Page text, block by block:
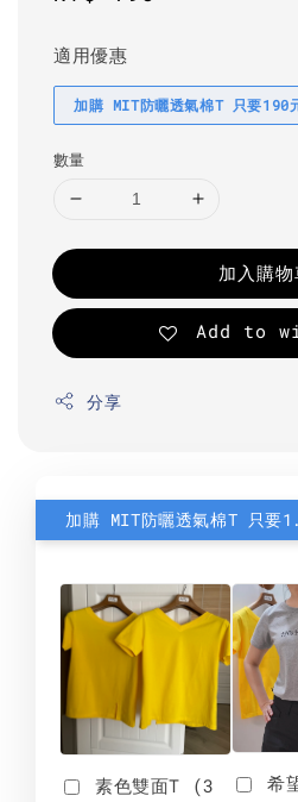
適用優惠
加購 MIT防曬透氣棉T 只要190
數量
加入購物
Add to
分享
加購
素色雙面T (3
希